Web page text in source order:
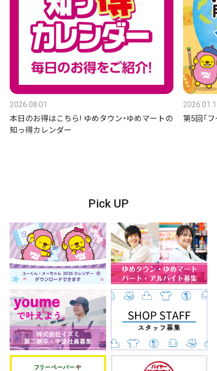
2026.08.01
本日のお得はこちら! ゆめタウン・ゆめマートの
知っ得カレンダー
第5回「
Pick UP